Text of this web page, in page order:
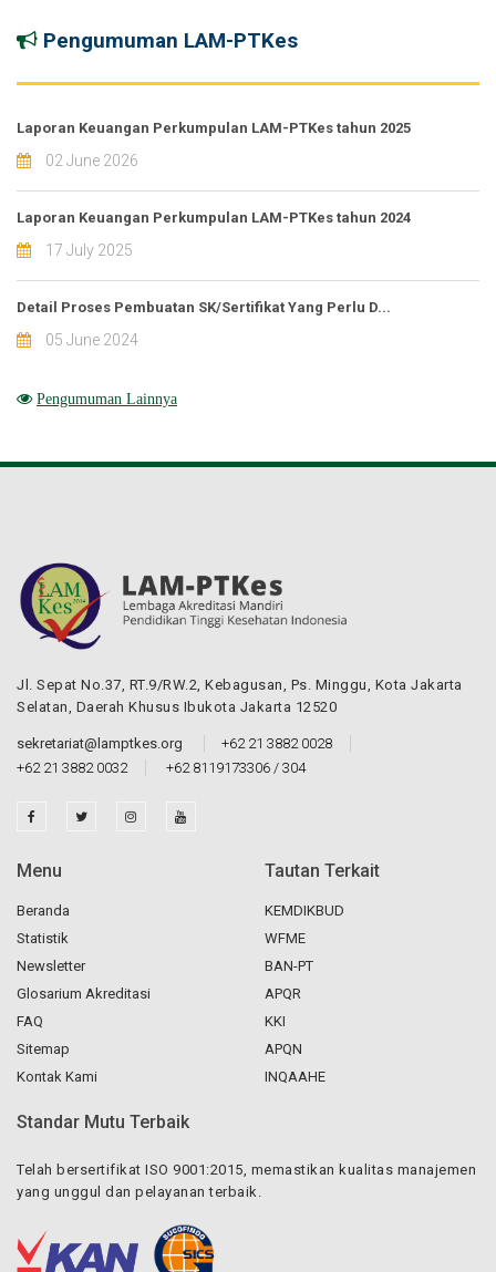
Pengumuman LAM-PTKes
Laporan Keuangan Perkumpulan LAM-PTKes tahun 2025
02 June 2026
Laporan Keuangan Perkumpulan LAM-PTKes tahun 2024
17 July 2025
Detail Proses Pembuatan SK/Sertifikat Yang Perlu D...
05 June 2024
Pengumuman Lainnya
Jl. Sepat No.37, RT.9/RW.2, Kebagusan, Ps. Minggu, Kota Jakarta
Selatan, Daerah Khusus Ibukota Jakarta 12520
sekretariat@lamptkes.org
+62 21 3882 0028
+62 21 3882 0032
+62 8119173306 / 304
Menu
Beranda
Statistik
Newsletter
Glosarium Akreditasi
FAQ
Sitemap
Kontak Kami
Tautan Terkait
KEMDIKBUD
WFME
BAN-PT
APQR
KKI
APQN
INQAAHE
Standar Mutu Terbaik
Telah bersertifikat ISO 9001:2015, memastikan kualitas manajemen
yang unggul dan pelayanan terbaik.